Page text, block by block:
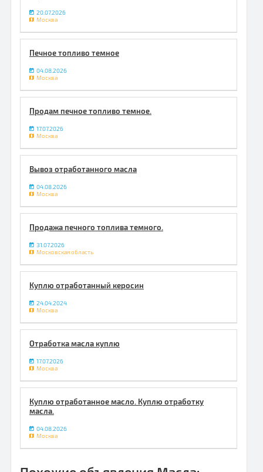
20.07.2026
Москва
Печное топливо темное
04.08.2026
Москва
Продам печное топливо темное.
17.07.2026
Москва
Вывоз отработанного масла
04.08.2026
Москва
Продажа печного топлива темного.
31.07.2026
Московская область
Куплю отработанный керосин
24.04.2024
Москва
Отработка масла куплю
17.07.2026
Москва
Куплю отработанное масло. Куплю отработку
масла.
04.08.2026
Москва